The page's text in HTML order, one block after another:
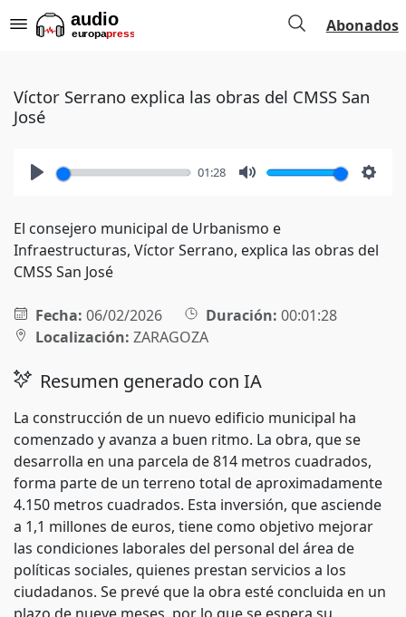
Abonados
Víctor Serrano explica las obras del CMSS San
José
01:28
El consejero municipal de Urbanismo e
Infraestructuras, Víctor Serrano, explica las obras del
CMSS San José
Fecha: 06/02/2026 Duración: 00:01:28
Localización: ZARAGOZA
Resumen generado con IA
La construcción de un nuevo edificio municipal ha
comenzado y avanza a buen ritmo. La obra, que se
desarrolla en una parcela de 814 metros cuadrados,
forma parte de un terreno total de aproximadamente
4.150 metros cuadrados. Esta inversión, que asciende
a 1,1 millones de euros, tiene como objetivo mejorar
las condiciones laborales del personal del área de
políticas sociales, quienes prestan servicios a los
ciudadanos. Se prevé que la obra esté concluida en un